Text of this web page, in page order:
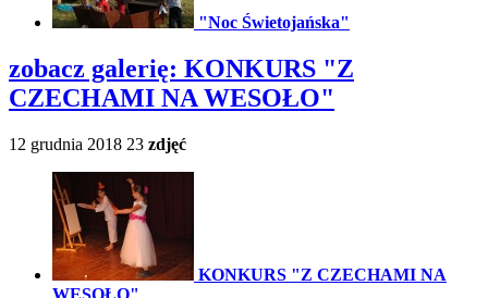
"Noc Świetojańska"
zobacz galerię: KONKURS "Z
CZECHAMI NA WESOŁO"
12 grudnia 2018 23 zdjęć
KONKURS "Z CZECHAMI NA